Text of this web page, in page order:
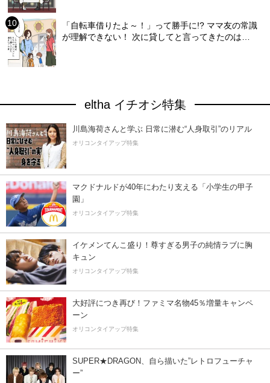
「自転車借りたよ～！」って勝手に!? ママ友の常識
が理解できない！ 次に貸してと言ってきたのは…
eltha イチオシ特集
川島海荷さんと学ぶ 日常に潜む“人身取引”のリアル
オリコンタイアップ特集
マクドナルドが40年にわたり支える「小学生の甲子
園」
オリコンタイアップ特集
イケメンてんこ盛り！尊すぎる男子の純情ラブに胸
キュン
オリコンタイアップ特集
大好評につき再び！ファミマ名物45％増量キャンペ
ーン
オリコンタイアップ特集
SUPER★DRAGON、自ら描いた”レトロフューチャ
ー”